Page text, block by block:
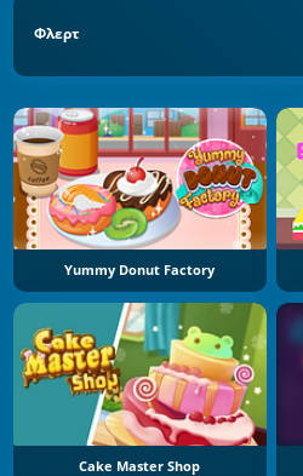
Φλερτ
Yummy Donut Factory
Cake Master Shop